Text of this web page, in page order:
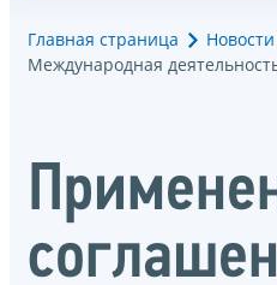
Главная страница
Новости
Международная